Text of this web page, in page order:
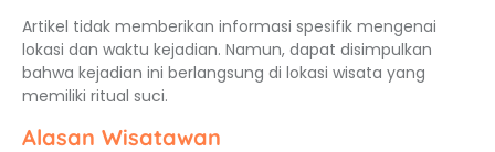
Artikel tidak memberikan informasi spesifik mengenai
lokasi dan waktu kejadian. Namun, dapat disimpulkan
bahwa kejadian ini berlangsung di lokasi wisata yang
memiliki ritual suci.
Alasan Wisatawan